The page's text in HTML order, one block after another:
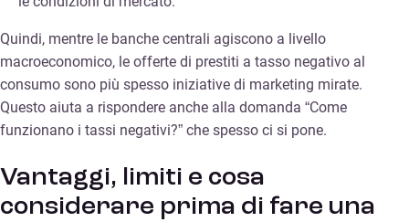
Quindi, mentre le banche centrali agiscono a livello
macroeconomico, le offerte di prestiti a tasso negativo al
consumo sono più spesso iniziative di marketing mirate.
Questo aiuta a rispondere anche alla domanda “Come
funzionano i tassi negativi?” che spesso ci si pone.
Vantaggi, limiti e cosa
considerare prima di fare una